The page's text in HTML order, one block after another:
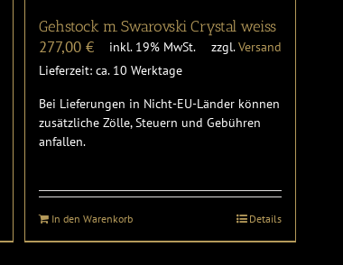
Gehstock m. Swarovski Crystal weiss
277,00€ inkl. 19% MwSt. zzgl.Versand
Lieferzeit: ca. 10 Werktage
Bei Lieferungen in Nicht-EU-Länder können
zusätzliche Zölle, Steuern und Gebühren
anfallen.
In den Warenkorb Details